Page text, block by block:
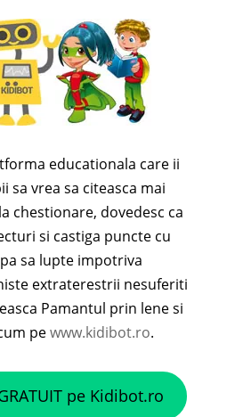
educationala care ii
sa vrea sa citeasca mai
chestionare, dovedesc ca
si castiga puncte cu
sa lupte impotriva
extraterestrii nesuferiti
Pamantul prin lene si
pewww.kidibot.ro.
pe Kidibot.ro